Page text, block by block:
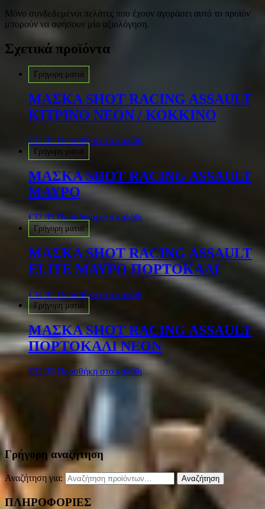
Μόνο συνδεδεμένοι πελάτες που έχουν αγοράσει αυτό το προϊόν
μπορούν να αφήσουν μία αξιολόγηση.
Σχετικά προϊόντα
Γρήγορη ματιά
MΑΣΚΑ SHOT RACING ASSAULT
ΚΙΤΡΙΝΟ NEON / ΚΟΚΚΙΝΟ
€32.95 Προσθήκη στο καλάθι
Γρήγορη ματιά
MΑΣΚΑ SHOT RACING ASSAULT
ΜΑΥΡΟ
€32.95 Προσθήκη στο καλάθι
Γρήγορη ματιά
MΑΣΚΑ SHOT RACING ASSAULT
ELITE ΜΑΥΡΟ ΠΟΡΤΟΚΑΛΙ
€34.95 Προσθήκη στο καλάθι
Γρήγορη ματιά
MΑΣΚΑ SHOT RACING ASSAULT
ΠΟΡΤΟΚΑΛΙ NEON
€32.95 Προσθήκη στο καλάθι
Γρήγορη αναζήτηση
Αναζήτηση για: Αναζήτηση
ΠΛΗΡΟΦΟΡΙΕΣ